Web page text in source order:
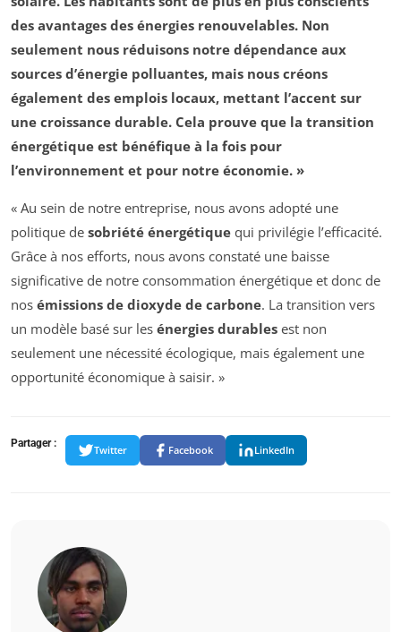
des avantages des énergies renouvelables. Non
seulement nous réduisons notre dépendance aux
sources d’énergie polluantes, mais nous créons
également des emplois locaux, mettant l’accent sur
une croissance durable. Cela prouve que la transition
énergétique est bénéfique à la fois pour
l’environnement et pour notre économie. »
« Au sein de notre entreprise, nous avons adopté une
politique de sobriété énergétique qui privilégie l’efficacité.
Grâce à nos efforts, nous avons constaté une baisse
significative de notre consommation énergétique et donc de
nos émissions de dioxyde de carbone. La transition vers
un modèle basé sur les énergies durables est non
seulement une nécessité écologique, mais également une
opportunité économique à saisir. »
Partager :
Twitter Facebook LinkedIn